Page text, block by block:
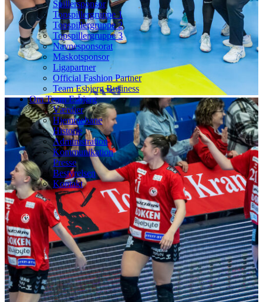
Spillersponsor
Topspillergruppe 1
Topspillergruppe 2
Topspillergruppe 3
Navnesponsorat
Maskotsponsor
Ligapartner
Official Fashion Partner
Team Esbjerg Business
Om Team Esbjerg
Værdier
Hjemmebane
Historie
Administration
Kommunikation
Presse
Bestyrelsen
Kontakt